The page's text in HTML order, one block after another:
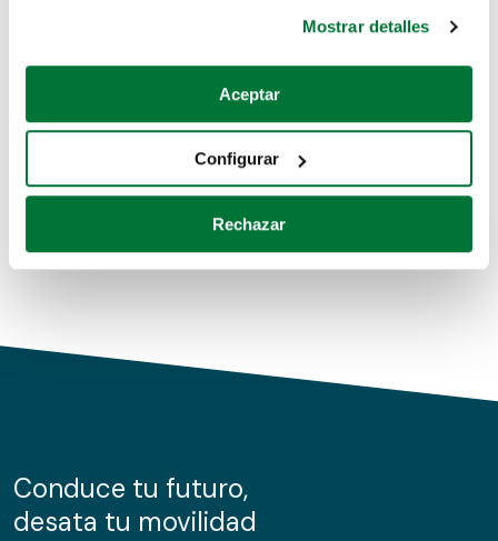
Si lo permite, también quisiéramos:
Recopilar información sobre su ubicación geográfica
Identificar su dispositivo analizándolo activamente
para buscar características específicas (huellas
Obtenga más información sobre cómo se procesan sus
de cookies.
información sobre el uso que haga del sitio web con
nuestros partners de redes sociales, publicidad y análisis
Mostrar detalles
Aceptar
Configurar
Rechazar
Coches de segunda mano
Coches de km0
Conduce tu futuro,
desata tu movilidad